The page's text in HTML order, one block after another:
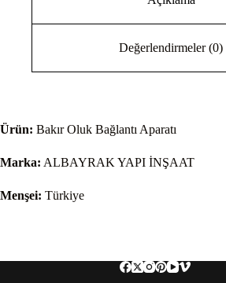
Değerlendirmeler (0)
Ürün: Bakır Oluk Bağlantı Aparatı
Marka: ALBAYRAK YAPI İNŞAAT
Menşei: Türkiye